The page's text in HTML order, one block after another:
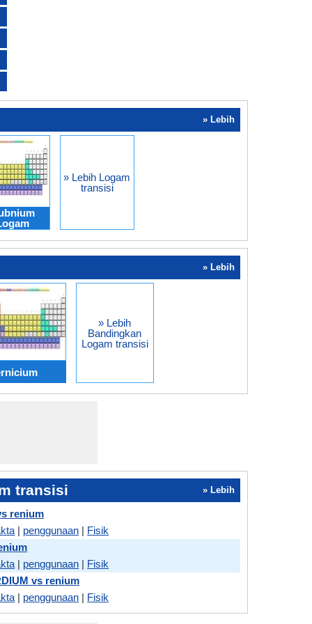
» Lebih
» Lebih Logam
transisi
» Lebih
» Lebih
Bandingkan
Logam transisi
transisi » Lebih
renium
| penggunaan | Fisik
| penggunaan | Fisik
vs renium
| penggunaan | Fisik